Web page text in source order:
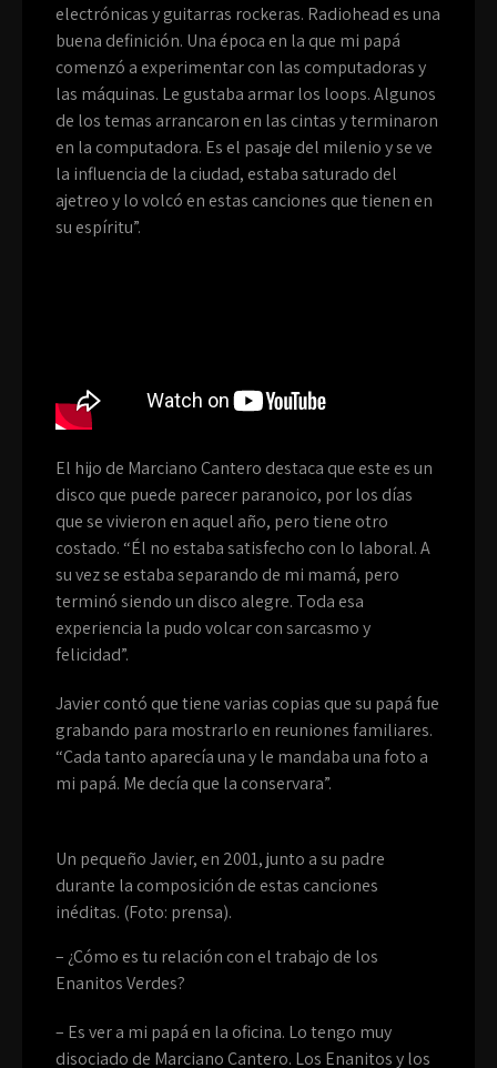
electrónicas y guitarras rockeras. Radiohead es una
buena definición. Una época en la que mi papá
comenzó a experimentar con las computadoras y
las máquinas. Le gustaba armar los loops. Algunos
de los temas arrancaron en las cintas y terminaron
en la computadora. Es el pasaje del milenio y se ve
la influencia de la ciudad, estaba saturado del
ajetreo y lo volcó en estas canciones que tienen en
su espíritu”.
El hijo de Marciano Cantero destaca que este es un
disco que puede parecer paranoico, por los días
que se vivieron en aquel año, pero tiene otro
costado. “Él no estaba satisfecho con lo laboral. A
su vez se estaba separando de mi mamá, pero
terminó siendo un disco alegre. Toda esa
experiencia la pudo volcar con sarcasmo y
felicidad”.
Javier contó que tiene varias copias que su papá fue
grabando para mostrarlo en reuniones familiares.
“Cada tanto aparecía una y le mandaba una foto a
mi papá. Me decía que la conservara”.
Un pequeño Javier, en 2001, junto a su padre
durante la composición de estas canciones
inéditas. (Foto: prensa).
– ¿Cómo es tu relación con el trabajo de los
Enanitos Verdes?
– Es ver a mi papá en la oficina. Lo tengo muy
disociado de Marciano Cantero. Los Enanitos y los